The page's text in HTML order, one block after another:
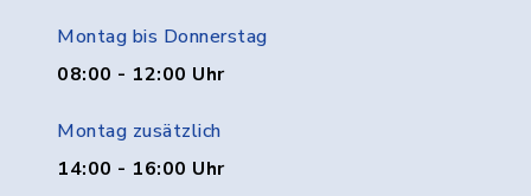
Montag bis Donnerstag
08:00 - 12:00 Uhr
Montag zusätzlich
14:00 - 16:00 Uhr